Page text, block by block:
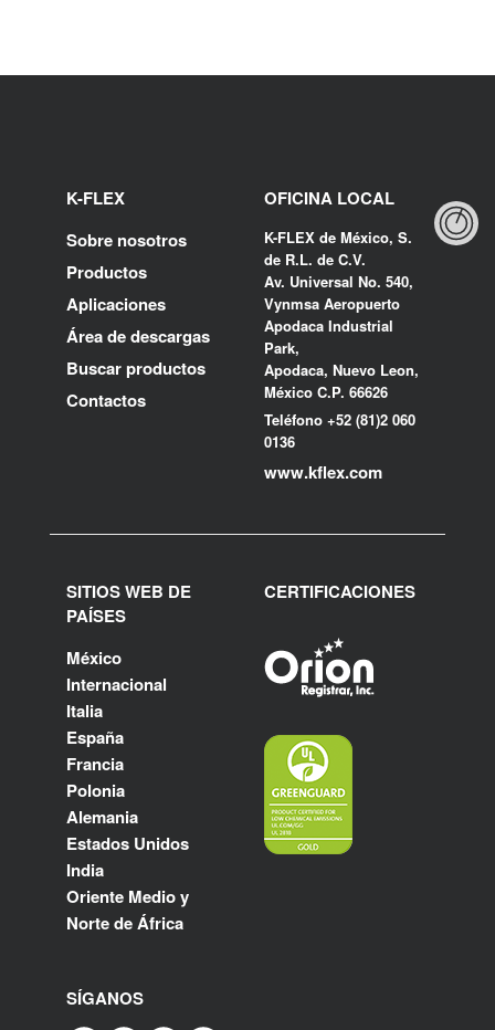
K-FLEX
Sobre nosotros
Productos
Aplicaciones
Área de descargas
Buscar productos
Contactos
OFICINA LOCAL
K-FLEX de México, S.
de R.L. de C.V.
Av. Universal No. 540,
Vynmsa Aeropuerto
Apodaca Industrial
Park,
Apodaca, Nuevo Leon,
México C.P. 66626
Teléfono +52 (81)2 060
0136
www.kflex.com
SITIOS WEB DE
PAÍSES
México
Internacional
Italia
España
Francia
Polonia
Alemania
Estados Unidos
India
Oriente Medio y
Norte de África
CERTIFICACIONES
SÍGANOS